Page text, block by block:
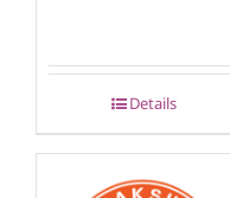
Details